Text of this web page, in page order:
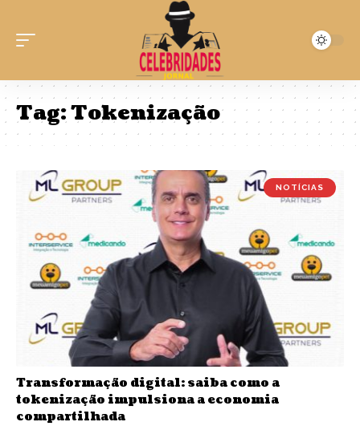
Tag:Tokenização
NOTÍCIAS
Transformação digital: saiba como a
tokenização impulsiona a economia
compartilhada